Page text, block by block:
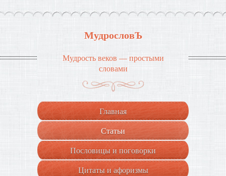
МудрословЪ
Мудрость веков — простыми
словами
Главная
Статьи
Пословицы и поговорки
Цитаты и афоризмы